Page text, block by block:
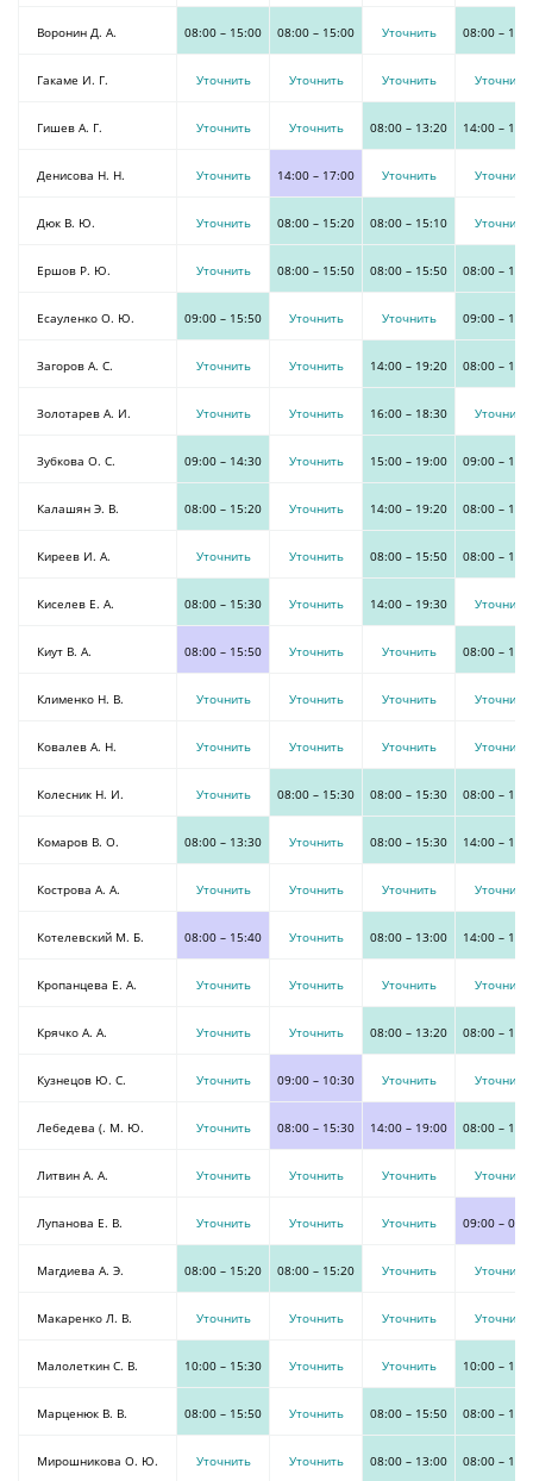
Воронин Д. А. 08:00 – 15:00 08:00 – 15:00 Уточнить 08:00 –
Гакаме И. Г. Уточнить Уточнить Уточнить Уточнить
Гишев А. Г. Уточнить Уточнить 08:00 – 13:20 14:00 –
Денисова Н. Н. Уточнить 14:00 – 17:00 Уточнить Уточнить
Дюк В. Ю. Уточнить 08:00 – 15:20 08:00 – 15:10 Уточнить
Ершов Р. Ю. Уточнить 08:00 – 15:50 08:00 – 15:50 08:00 –
Есауленко О. Ю. 09:00 – 15:50 Уточнить Уточнить 09:00 –
Загоров А. С. Уточнить Уточнить 14:00 – 19:20 08:00 –
Золотарев А. И. Уточнить Уточнить 16:00 – 18:30 Уточнить
Зубкова О. С. 09:00 – 14:30 Уточнить 15:00 – 19:00 09:00 –
Калашян Э. В. 08:00 – 15:20 Уточнить 14:00 – 19:20 08:00 –
Киреев И. А. Уточнить Уточнить 08:00 – 15:50 08:00 –
Киселев Е. А. 08:00 – 15:30 Уточнить 14:00 – 19:30 Уточнить
Киут В. А. 08:00 – 15:50 Уточнить Уточнить 08:00 –
Клименко Н. В. Уточнить Уточнить Уточнить Уточнить
Ковалев А. Н. Уточнить Уточнить Уточнить Уточнить
Колесник Н. И. Уточнить 08:00 – 15:30 08:00 – 15:30 08:00 –
Комаров В. О. 08:00 – 13:30 Уточнить 08:00 – 15:30 14:00 –
Кострова А. А. Уточнить Уточнить Уточнить Уточнить
Котелевский М. Б. 08:00 – 15:40 Уточнить 08:00 – 13:00 14:00 –
Кропанцева Е. А. Уточнить Уточнить Уточнить Уточнить
Крячко А. А. Уточнить Уточнить 08:00 – 13:20 08:00 –
Кузнецов Ю. С. Уточнить 09:00 – 10:30 Уточнить Уточнить
Лебедева (. М. Ю. Уточнить 08:00 – 15:30 14:00 – 19:00 08:00 –
Литвин А. А. Уточнить Уточнить Уточнить Уточнить
Лупанова Е. В. Уточнить Уточнить Уточнить 09:00 –
Магдиева А. Э. 08:00 – 15:20 08:00 – 15:20 Уточнить Уточнить
Макаренко Л. В. Уточнить Уточнить Уточнить Уточнить
Малолеткин С. В. 10:00 – 15:30 Уточнить Уточнить 10:00 –
Марценюк В. В. 08:00 – 15:50 Уточнить 08:00 – 15:50 08:00 –
Мирошникова О. Ю. Уточнить Уточнить 08:00 – 13:00 08:00 –